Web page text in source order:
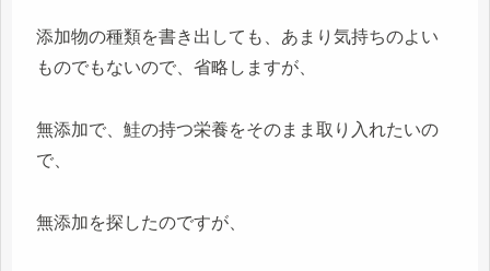
添加物の種類を書き出しても、あまり気持ちのよい
ものでもないので、省略しますが、
無添加で、鮭の持つ栄養をそのまま取り入れたいの
で、
無添加を探したのですが、